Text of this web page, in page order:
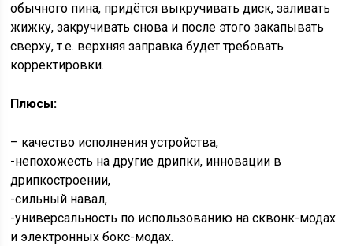
обычного пина, придётся выкручивать диск, заливать
жижку, закручивать снова и после этого закапывать
сверху, т.е. верхняя заправка будет требовать
корректировки.
Плюсы:
– качество исполнения устройства,
-непохожесть на другие дрипки, инновации в
дрипкостроении,
-сильный навал,
-универсальность по использованию на сквонк-модах
и электронных бокс-модах.